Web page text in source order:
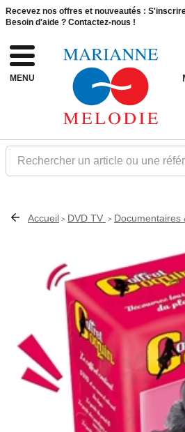
Recevez nos offres et nouveautés :
Besoin d'aide ? Contactez-nous !
MENU
Rechercher un article ou une
Accueil > DVD TV > Documentaires